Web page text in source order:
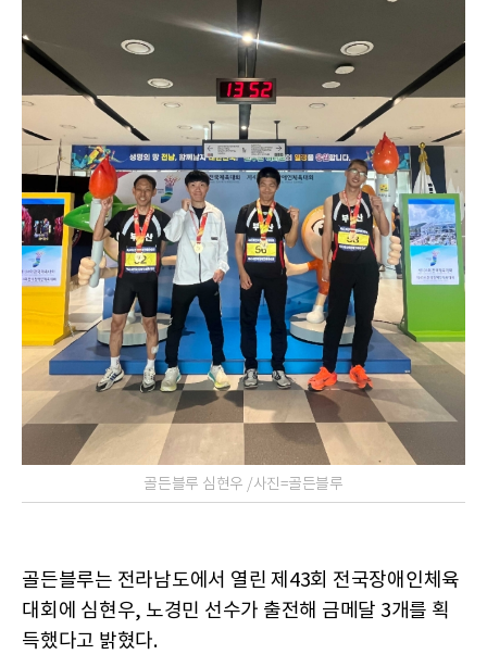
골든블루 심현우 /사진=골든블루
골든블루는 전라남도에서 열린 제43회 전국장애인체육
대회에 심현우, 노경민 선수가 출전해 금메달 3개를 획
득했다고 밝혔다.